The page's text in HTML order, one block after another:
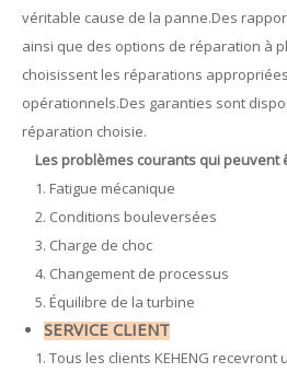
véritable cause de la panne.Des
ainsi que des options de réparation à
choisissent les réparations
opérationnels.Des garanties sont
réparation choisie.
Les problèmes courants qui peuvent
1. Fatigue mécanique
2. Conditions bouleversées
3. Charge de choc
4. Changement de processus
5. Équilibre de la turbine
SERVICE CLIENT
1. Tous les clients KEHENG recevront